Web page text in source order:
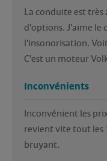
La conduite est très
d'options. J'aime le
l'insonorisation.
C'est un moteur
Inconvénients
Inconvénient les
revient vite tout les
bruyant.